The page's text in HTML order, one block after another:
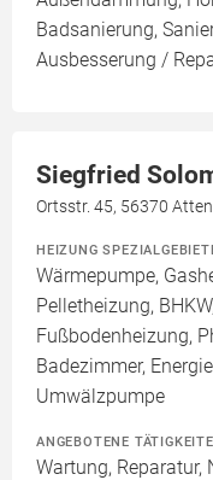
Badsanierung,
Ausbesserung /
Siegfried
Ortsstr. 45, 56370
HEIZUNG
Wärmepumpe,
Pelletheizung,
Fußbodenheizung,
Badezimmer,
Umwälzpumpe
ANGEBOTENE
Wartung,